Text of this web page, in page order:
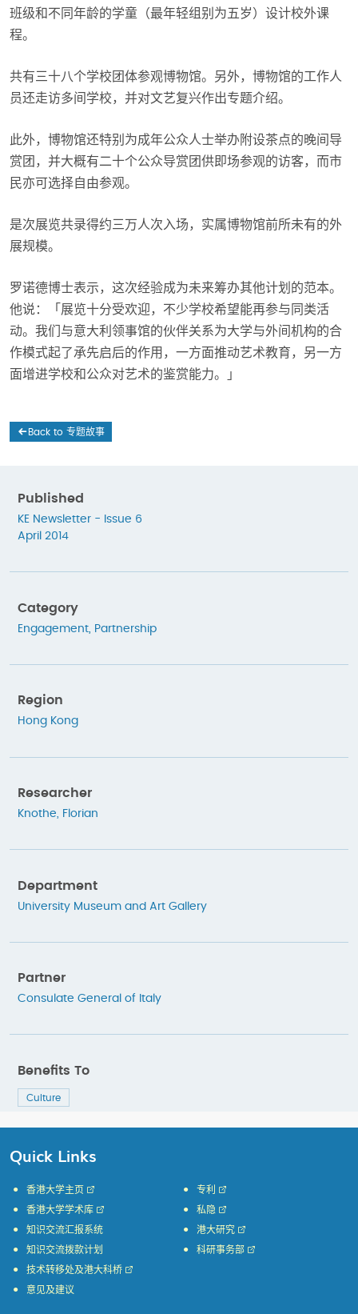
班级和不同年龄的学童（最年轻组别为五岁）设计校外课
程。
共有三十八个学校团体参观博物馆。另外，博物馆的工作人
员还走访多间学校，并对文艺复兴作出专题介绍。
此外，博物馆还特别为成年公众人士举办附设茶点的晚间导
赏团，并大概有二十个公众导赏团供即场参观的访客，而市
民亦可选择自由参观。
是次展览共录得约三万人次入场，实属博物馆前所未有的外
展规模。
罗诺德博士表示，这次经验成为未来筹办其他计划的范本。
他说：「展览十分受欢迎，不少学校希望能再参与同类活
动。我们与意大利领事馆的伙伴关系为大学与外间机构的合
作模式起了承先启后的作用，一方面推动艺术教育，另一方
面增进学校和公众对艺术的鉴赏能力。」
Back to 专题故事
Published
KE Newsletter - Issue 6
April 2014
Category
Engagement Partnership
Region
Hong Kong
Researcher
Knothe, Florian
Department
University Museum and Art Gallery
Partner
Consulate General of Italy
Benefits To
Culture
Quick Links
香港大学主页
香港大学学术库
知识交流汇报系统
知识交流拨款计划
专利
私隐
港大研究
科研事务部
技术转移处及港大科桥
意见及建议